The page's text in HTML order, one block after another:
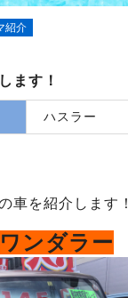
紹介
ます！
ハスラー
車を紹介します！
ワンダラー